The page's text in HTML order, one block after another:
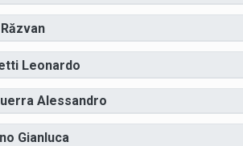
Leonardo
Alessandro
Gianluca